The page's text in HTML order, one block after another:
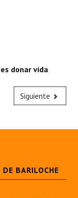
donar vida
Siguiente
BARILOCHE